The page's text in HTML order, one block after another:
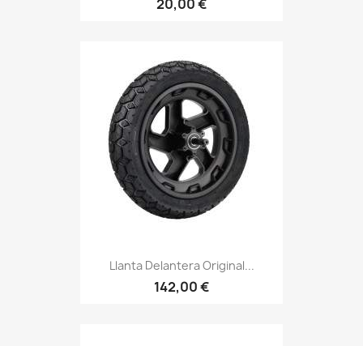
20,00 €
Llanta Delantera Original...
142,00 €